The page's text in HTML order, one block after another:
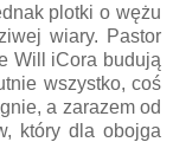
plotki o wężu
wiary. Pastor
Will iCora budują
wszystko, coś
a zarazem od
który dla obojga